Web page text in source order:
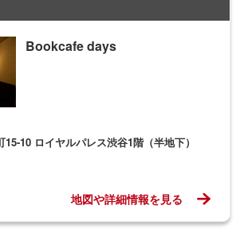
Bookcafe days
10 ロイヤルパレス渋谷1階（半地下）
地図や詳細情報を見る